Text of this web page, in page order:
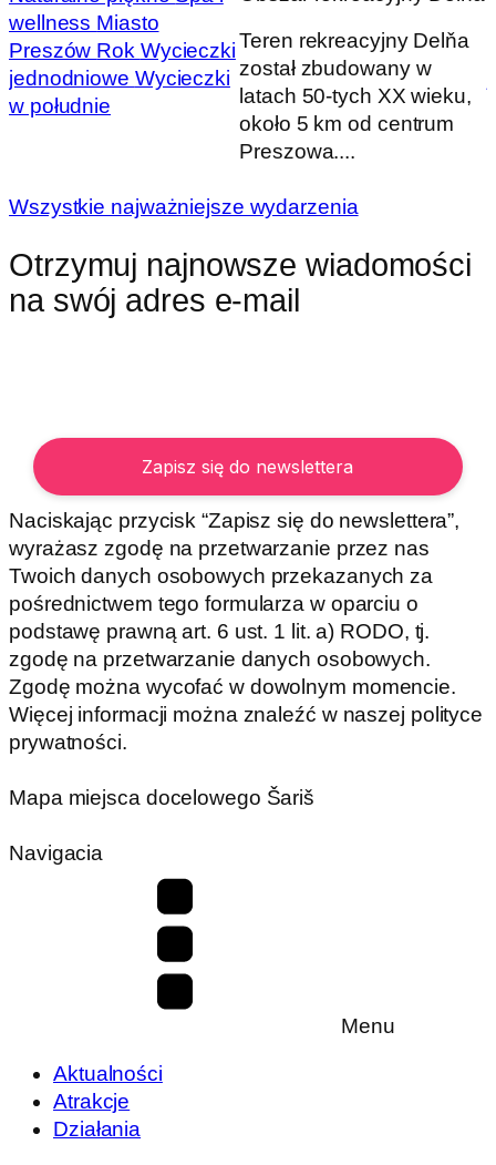
wellness Miasto
Preszów Rok Wycieczki
jednodniowe Wycieczki
w południe
Teren rekreacyjny Delňa
został zbudowany w
latach 50-tych XX wieku,
około 5 km od centrum
Preszowa....
Wszystkie najważniejsze wydarzenia
Otrzymuj najnowsze wiadomości
na swój adres e-mail
Naciskając przycisk “Zapisz się do newslettera”,
wyrażasz zgodę na przetwarzanie przez nas
Twoich danych osobowych przekazanych za
pośrednictwem tego formularza w oparciu o
podstawę prawną art. 6 ust. 1 lit. a) RODO, tj.
zgodę na przetwarzanie danych osobowych.
Zgodę można wycofać w dowolnym momencie.
Więcej informacji można znaleźć w naszej polityce
prywatności.
Mapa miejsca docelowego Šariš
Navigacia
Menu
Aktualności
Atrakcje
Działania